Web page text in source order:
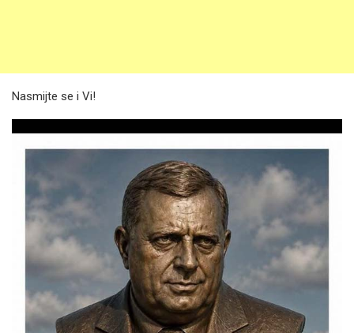
Nasmijte se i Vi!